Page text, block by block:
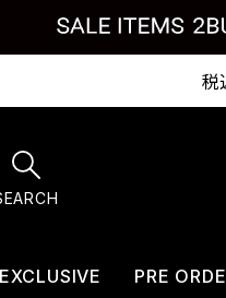
税
EXCLUSIVE PRE